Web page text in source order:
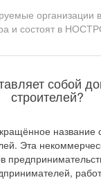
организации
и состоят в
собой
строителей?
название
Эта